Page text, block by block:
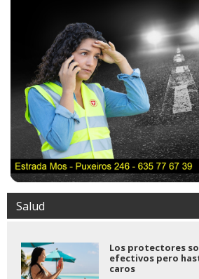
Salud
Los protectores
efectivos pero
caros